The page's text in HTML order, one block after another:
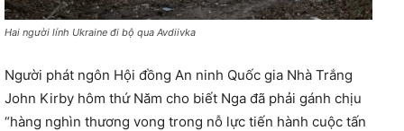
Hai người lính Ukraine đi bộ qua Avdiivka
Người phát ngôn Hội đồng An ninh Quốc gia Nhà Trắng
John Kirby hôm thứ Năm cho biết Nga đã phải gánh chịu
“hàng nghìn thương vong trong nỗ lực tiến hành cuộc tấn